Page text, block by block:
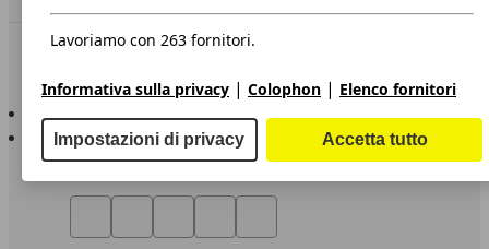
Sempre con te
AutoScout24 per Android
Lavoriamo con 263 fornitori.
Informativa sulla privacy | Colophon | Elenco fornitori
Impostazioni di privacy Accetta tutto